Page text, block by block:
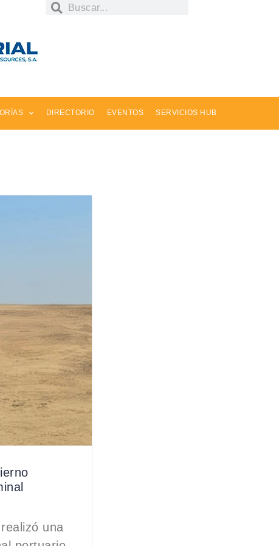
DIRECTORIO EVENTOS SERVICIOS HUB
una